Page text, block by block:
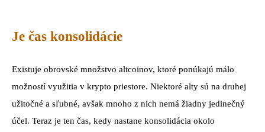
Je čas konsolidácie
Existuje obrovské množstvo altcoinov, ktoré ponúkajú málo
možností využitia v krypto priestore. Niektoré alty sú na druhej
užitočné a sľubné, avšak mnoho z nich nemá žiadny jedinečný
účel. Teraz je ten čas, kedy nastane konsolidácia okolo